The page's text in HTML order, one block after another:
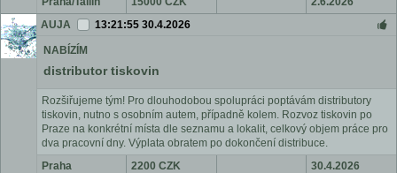
AUJA
13:21:55 30.4.2026
NABÍZÍM
distributor tiskovin
Rozšiřujeme tým! Pro dlouhodobou spolupráci poptávám distributory
tiskovin, nutno s osobním autem, případně kolem. Rozvoz tiskovin po
Praze na konkrétní místa dle seznamu a lokalit, celkový objem práce pro
dva pracovní dny. Výplata obratem po dokončení distribuce.
Praha
2200 CZK
30.4.2026